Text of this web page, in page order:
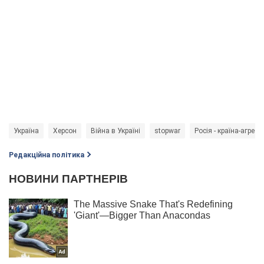
Україна Херсон Війна в Україні stopwar Росія - країна-
Редакційна політика